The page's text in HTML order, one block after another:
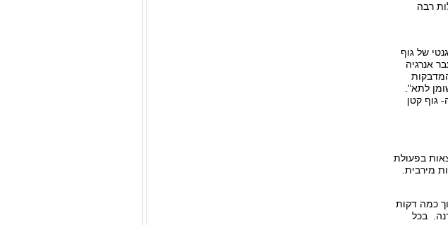
רבה
של גוף
אנרגיה
לתא".
גוף קטן
בפעולת
מירבית.
כמה דקות
בכל